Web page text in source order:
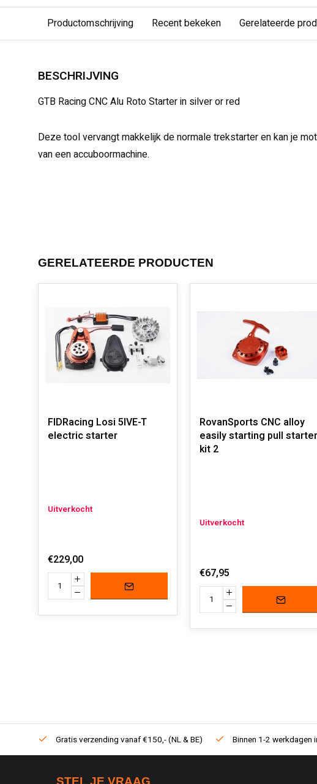
Productomschrijving Recent bekeken Gerelateerde
BESCHRIJVING
GTB Racing CNC Alu Roto Starter in silver or red
Deze tool vervangt makkelijk de normale trekstarter en kan je
van een accuboormachine.
GERELATEERDE PRODUCTEN
FIDRacing Losi 5IVE-T
electric starter
Uitverkocht
€229,00
RovanSports CNC alloy
easily starting pull starter
kit 2
Uitverkocht
€67,95
Gratis verzending vanaf €150,- (NL & BE) Binnen 1-2 werkdagen
STEL JE VRAAG